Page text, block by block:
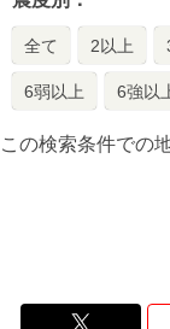
全て 2以上
6弱以上 6強以
この検索条件での